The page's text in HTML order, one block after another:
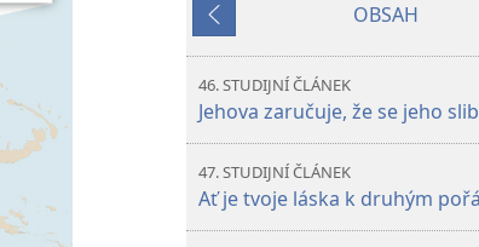
STRÁŽNÁ
VYDÁNÍ
Listopad 2023
STRÁŽNÁ
VYDÁNÍ
Předchozí
OBSAH
46. STUDIJNÍ ČLÁNEK
Jehova zaručuje, že se jeho
47. STUDIJNÍ ČLÁNEK
Ať je tvoje láska k druhým